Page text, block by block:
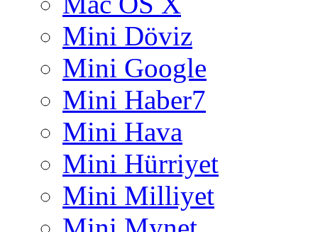
Mini Döviz
Mini Google
Mini Haber7
Mini Hava
Mini Hürriyet
Mini Milliyet